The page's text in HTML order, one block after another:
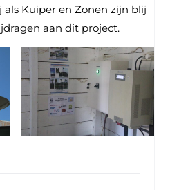
Kuiper en Zonen zijn blij
aan dit project.